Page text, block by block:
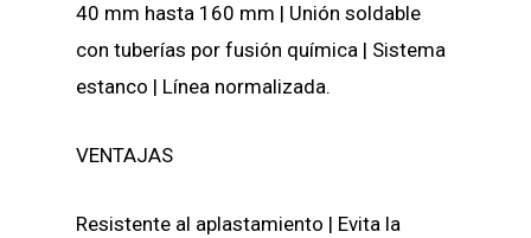
40 mm hasta 160 mm | Unión soldable
con tuberías por fusión química | Sistema
estanco | Línea normalizada.
VENTAJAS
Resistente al aplastamiento | Evita la